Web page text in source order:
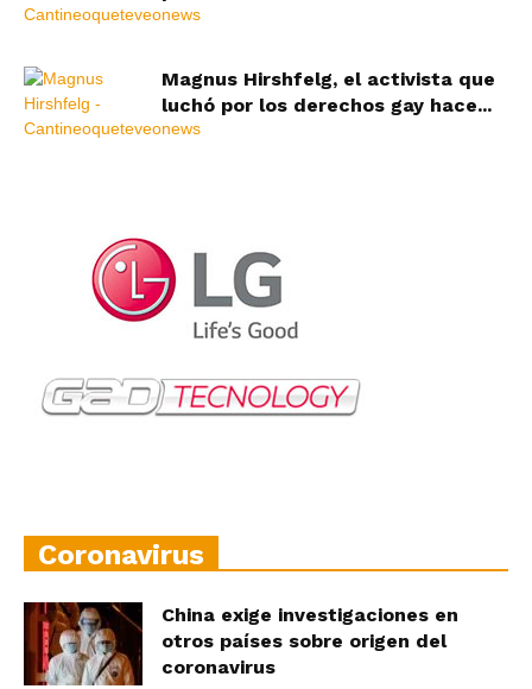
Magnus Hirshfelg, el activista que
luchó por los derechos gay hace...
Coronavirus
China exige investigaciones en
otros países sobre origen del
coronavirus